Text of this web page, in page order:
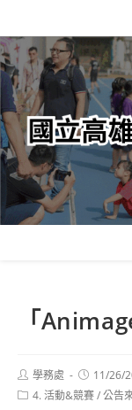
轉
至
主
內
容
「
Post
author:
學務處
Post
published:
11/26/
Post4. 活動&競賽/公告